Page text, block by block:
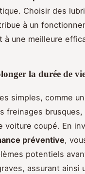
Choisir des
à un
à une meilleure
la durée de
simples, comme
freinages brusques,
voiture coupé. En
préventive,
potentiels
assurant ainsi